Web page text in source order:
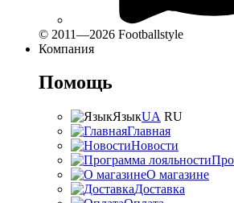
© 2011—2026 Footballstyle
Компания
Помощь
ЯзыкUA RU
Главная
Новости
О магазине
Доставка